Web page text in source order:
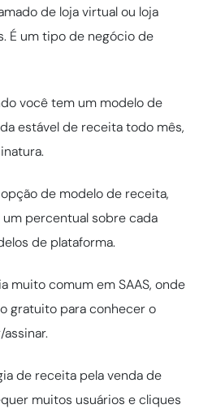
de loja virtual ou loja
É um tipo de negócio de
você tem um modelo de
estável de receita todo mês,
de modelo de receita,
percentual sobre cada
de plataforma.
muito comum em SAAS, onde
gratuito para conhecer o
de receita pela venda de
muitos usuários e cliques